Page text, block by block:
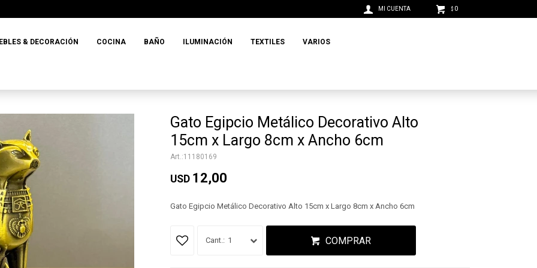
& DECORACIÓN COCINA BAÑO ILUMINACIÓN TEXTILES VARIOS
$ 0
Gato Egipcio Metálico Decorativo Alto
15cm x Largo 8cm x Ancho 6cm
11180169
USD 12,00
Gato Egipcio Metálico Decorativo Alto 15cm x Largo 8cm x Ancho 6cm
1 COMPRAR